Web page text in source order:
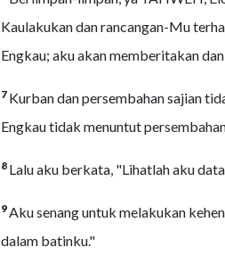
Kaulakukan dan rancangan-Mu
Engkau; aku akan memberitakan
7 Kurban dan persembahan sajian
Engkau tidak menuntut
8 Lalu aku berkata, "Lihatlah aku
9Aku senang untuk melakukan
dalam batinku."